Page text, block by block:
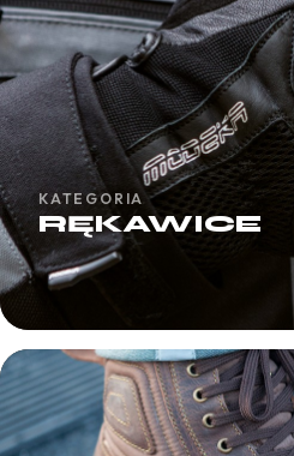
KATEGORIA
RĘKAWICE